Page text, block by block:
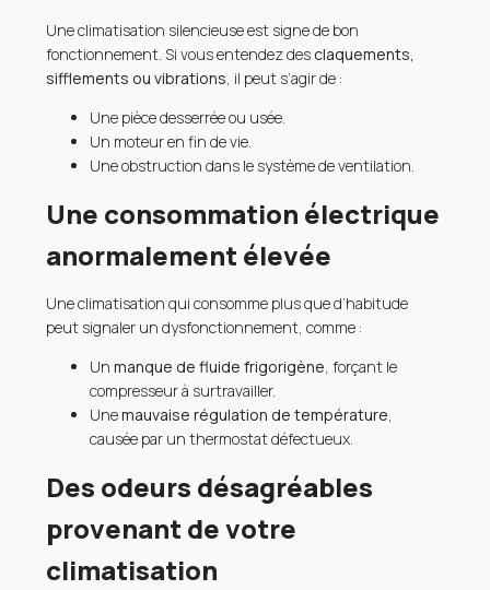
Une climatisation silencieuse est signe de bon
fonctionnement. Si vous entendez des claquements,
sifflements ou vibrations, il peut s’agir de :
Une pièce desserrée ou usée.
Un moteur en fin de vie.
Une obstruction dans le système de ventilation.
Une consommation électrique
anormalement élevée
Une climatisation qui consomme plus que d’habitude
peut signaler un dysfonctionnement, comme :
Unmanque de fluide frigorigène, forçant le
compresseur à surtravailler.
Unemauvaise régulation de température,
causée par un thermostat défectueux.
Des odeurs désagréables
provenant de votre
climatisation